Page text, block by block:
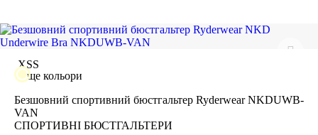
XSS
ще кольори
Безшовний спортивний бюстгальтер Ryderwear NKDUWB-
VAN
СПОРТИВНІ БЮСТГАЛЬТЕРИ